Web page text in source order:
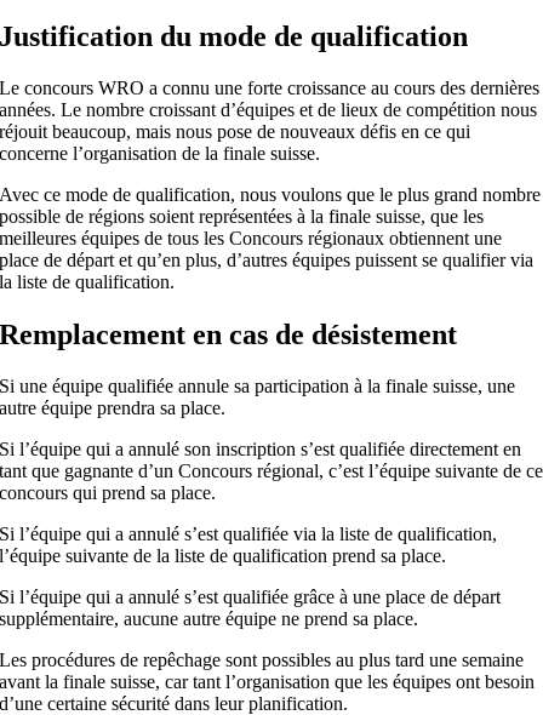
Justification du mode de qualification
Le concours WRO a connu une forte croissance au cours des dernières
années. Le nombre croissant d’équipes et de lieux de compétition nous
réjouit beaucoup, mais nous pose de nouveaux défis en ce qui
concerne l’organisation de la finale suisse.
Avec ce mode de qualification, nous voulons que le plus grand nombre
possible de régions soient représentées à la finale suisse, que les
meilleures équipes de tous les Concours régionaux obtiennent une
place de départ et qu’en plus, d’autres équipes puissent se qualifier via
la liste de qualification.
Remplacement en cas de désistement
Si une équipe qualifiée annule sa participation à la finale suisse, une
autre équipe prendra sa place.
Si l’équipe qui a annulé son inscription s’est qualifiée directement en
tant que gagnante d’un Concours régional, c’est l’équipe suivante de ce
concours qui prend sa place.
Si l’équipe qui a annulé s’est qualifiée via la liste de qualification,
l’équipe suivante de la liste de qualification prend sa place.
Si l’équipe qui a annulé s’est qualifiée grâce à une place de départ
supplémentaire, aucune autre équipe ne prend sa place.
Les procédures de repêchage sont possibles au plus tard une semaine
avant la finale suisse, car tant l’organisation que les équipes ont besoin
d’une certaine sécurité dans leur planification.